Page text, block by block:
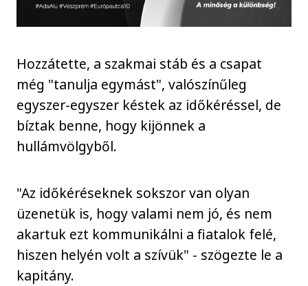
Hozzátette, a szakmai stáb és a csapat
még "tanulja egymást", valószínűleg
egyszer-egyszer késtek az időkéréssel, de
bíztak benne, hogy kijönnek a
hullámvölgyből.
"Az időkéréseknek sokszor van olyan
üzenetük is, hogy valami nem jó, és nem
akartuk ezt kommunikálni a fiatalok felé,
hiszen helyén volt a szívük" - szögezte le a
kapitány.